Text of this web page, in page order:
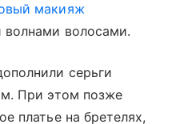
макияж
волнами волосами.
серьги
При этом позже
платье на бретелях,